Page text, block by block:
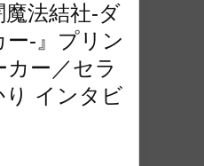
魔法結社-ダ
ー-』プリン
ー／セラ
り インタビ